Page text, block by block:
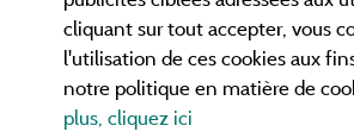
Les meilleurscampings en Ardèche .
nos adhérents et découvrez nos
Gorges de l'Ardèche, le célèbrePont d'Arc
d'Orgnac, Le mont Gerbier de Jonc ou le
informez vous directement ici en ligne
cliquant sur tout accepter, vous
l'utilisation de ces cookies aux
notre politique en matière de
plus, cliquez ici